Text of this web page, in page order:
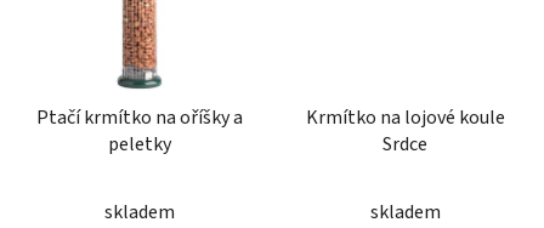
Ptačí krmítko na oříšky a
peletky
skladem
Krmítko na lojové koule
Srdce
skladem